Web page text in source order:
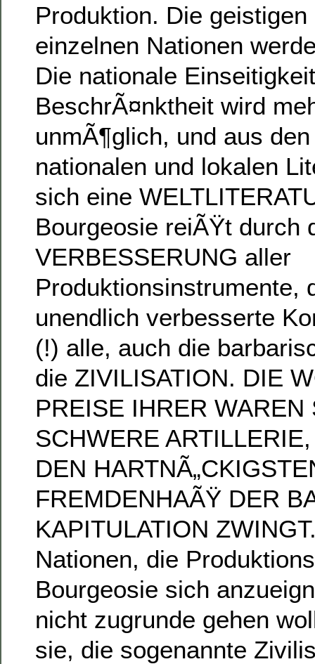
Produktion. Die
einzelnen Nationen
Die nationale
BeschrÃ¤nktheit wird
unmÃ¶glich, und aus
nationalen und lokalen
sich eine
Bourgeosie reiÃŸt durch
VERBESSERUNG aller
Produktionsinstrumente,
unendlich verbesserte
(!) alle, auch die
die ZIVILISATION. DIE
PREISE IHRER WAREN
SCHWERE
DEN
FREMDENHAÃŸ DER
KAPITULATION
Nationen, die
Bourgeosie sich
nicht zugrunde gehen
sie, die sogenannte